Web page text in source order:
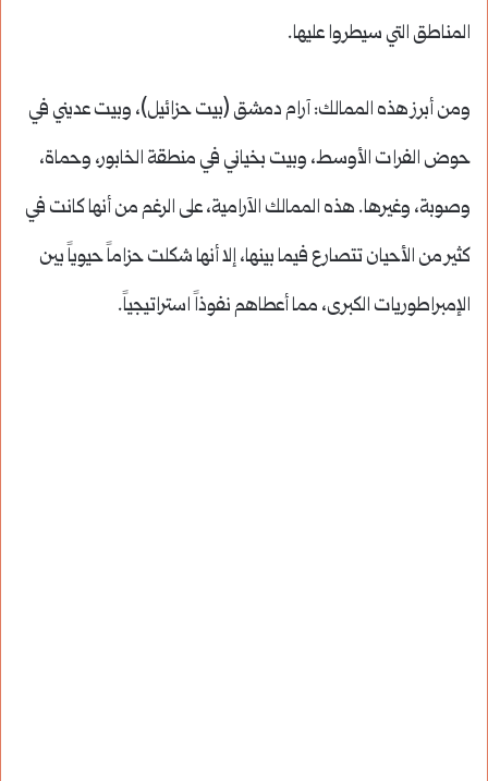
المناطق التي سيطروا عليها.
ومن أبرز هذه الممالك: آرام دمشق (بيت حزائيل)، وبيت عديني في
حوض الفرات الأوسط، وبيت بخياني في منطقة الخابور، وحماة،
وصوبة، وغيرها. هذه الممالك الآرامية، على الرغم من أنها كانت في
كثير من الأحيان تتصارع فيما بينها، إلا أنها شكلت حزاماً حيوياً بين
الإمبراطوريات الكبرى، مما أعطاهم نفوذاً استراتيجياً.